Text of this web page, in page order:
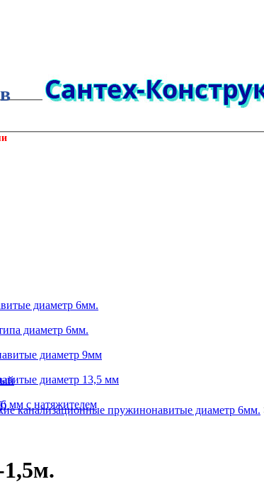
диаметр 6мм.
диаметр 6мм.
диаметр 9мм
диаметр 13,5 мм
мм с натяжителем
канализационные пружинонавитые диаметр 6мм.